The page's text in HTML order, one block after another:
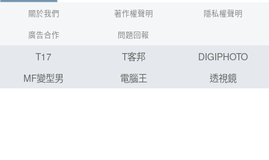
關於我們 著作權聲明
隱私權聲明
廣告合作
問題回報
T17 T客邦
DIGIPHOTO
MF變型男
電腦王 透視鏡